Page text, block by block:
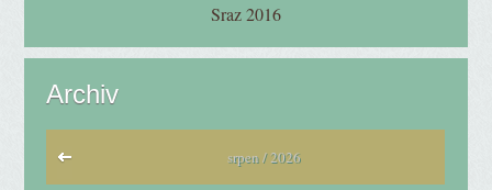
Sraz 2016
Archiv
srpen / 2026